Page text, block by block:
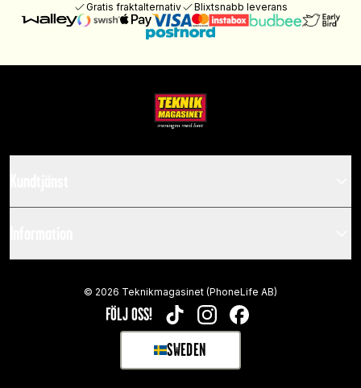
Gratis fraktalternativ Blixtsnabb leverans
FÖLJ OSS! TIKTOKINSTAGRAMFACEBOOK
SWEDEN
SELECT MARKET
© 2026 Teknikmagasinet (PhoneLife AB)